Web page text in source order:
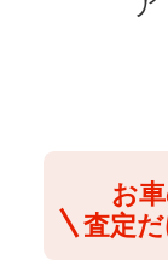
お
査定